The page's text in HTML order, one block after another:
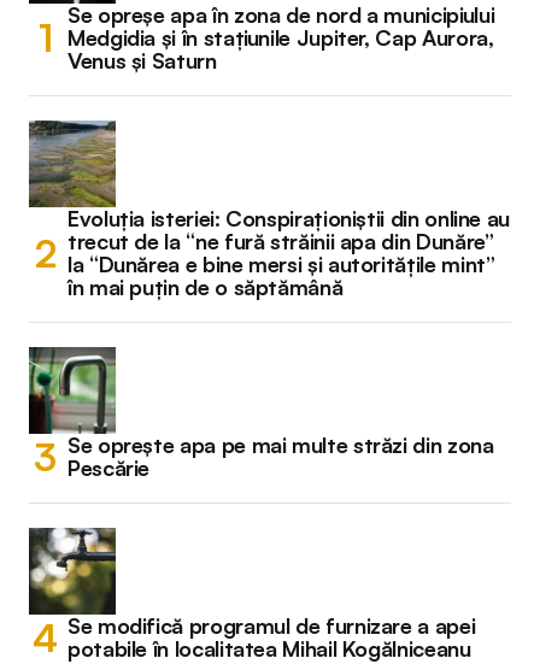
Se opreșe apa în zona de nord a municipiului
Medgidia și în stațiunile Jupiter, Cap Aurora,
Venus și Saturn
Evoluția isteriei: Conspiraționiștii din online au
trecut de la “ne fură străinii apa din Dunăre”
la “Dunărea e bine mersi și autoritățile mint”
în mai puțin de o săptămână
Se oprește apa pe mai multe străzi din zona
Pescărie
Se modifică programul de furnizare a apei
potabile în localitatea Mihail Kogălniceanu